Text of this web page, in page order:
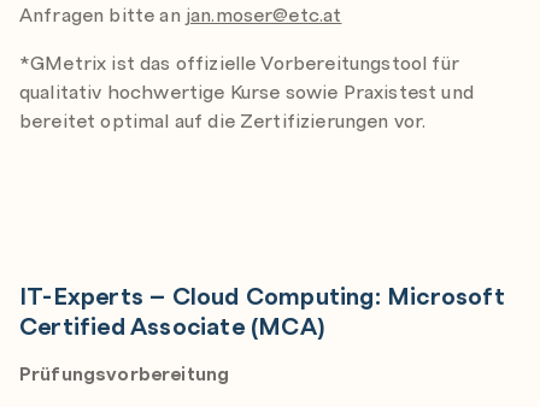
Anfragen bitte an jan.moser@etc.at
*GMetrix ist das offizielle Vorbereitungstool für
qualitativ hochwertige Kurse sowie Praxistest und
bereitet optimal auf die Zertifizierungen vor.
IT-Experts – Cloud Computing: Microsoft
Certified Associate (MCA)
Prüfungsvorbereitung